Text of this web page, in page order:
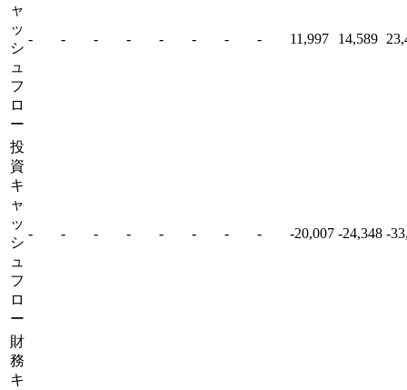
ャ
ッ
シ
ュ
フ
ロ
ー
- - - - - - - - 11,997 14,589
投
資
キ
ャ
ッ
シ
ュ
フ
ロ
ー
- - - - - - - - -20,007 -24,348 -
財
務
キ